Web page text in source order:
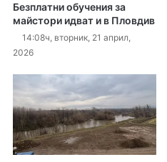
Безплатни обучения за
майстори идват и в Пловдив
14:08ч, вторник, 21 април,
2026